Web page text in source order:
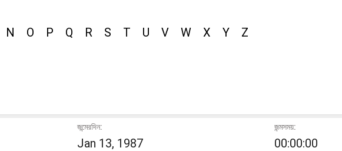
N O P Q R S T U V W X Y Z
জন্মেরদিন:
Jan 13, 1987
জন্মসময়:
00:00:00